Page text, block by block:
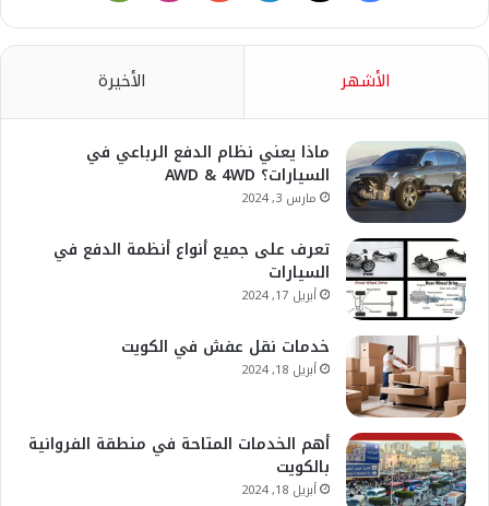
ي
س
ب
و
ك
ي
ك
د
إ
ن
و
ي
و
ن
س
ت
ق
ا
G
o
o
g
e
الأشهر الأخيرة
ماذا يعني نظام الدفع الرباعي في
السيارات؟ AWD & 4WD
مارس 3, 2024
تعرف على جميع أنواع أنظمة الدفع في
السيارات
أبريل 17, 2024
خدمات نقل عفش في الكويت
أبريل 18, 2024
أهم الخدمات المتاحة في منطقة الفروانية
بالكويت
أبريل 18, 2024